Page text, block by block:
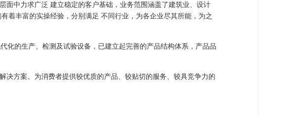
面中力求广泛 建立稳定的客户基础，业务范围涵盖了建筑业、设计
着丰富的实操经验，分别满足 不同行业，为各企业尽其所能，为之
化的生产、检测及试验设备，已建立起完善的产品结构体系，产品品
方案。为消费者提供较优质的产品、较贴切的服务、较具竞争力的